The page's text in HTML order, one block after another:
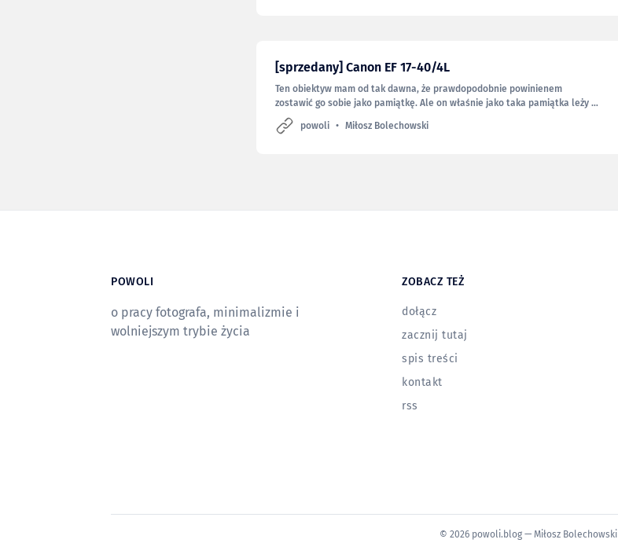
[sprzedany] Canon EF 17-40/4L
Ten obiektyw mam od tak dawna, że prawdopodobnie powinienem
zostawić go sobie jako pamiątkę. Ale on właśnie jako taka pamiątka leży tu
już od kilku lat i jakoś wciąż nie nabył wartości sentymentalnej, więc
chętnie wymienię go na 500 zł.
powoli Miłosz Bolechowski
POWOLI
o pracy fotografa, minimalizmie i
wolniejszym trybie życia
ZOBACZ TEŻ
dołącz
zacznij tutaj
spis treści
kontakt
rss
© 2026 powoli.blog — Miłosz Bolechowski